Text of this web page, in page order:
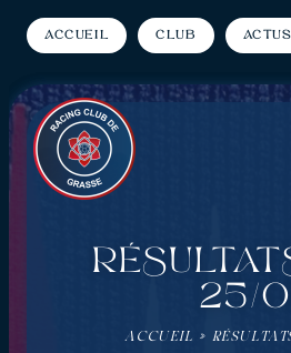
Accueil Club Actus
25/
ACCUEIL »